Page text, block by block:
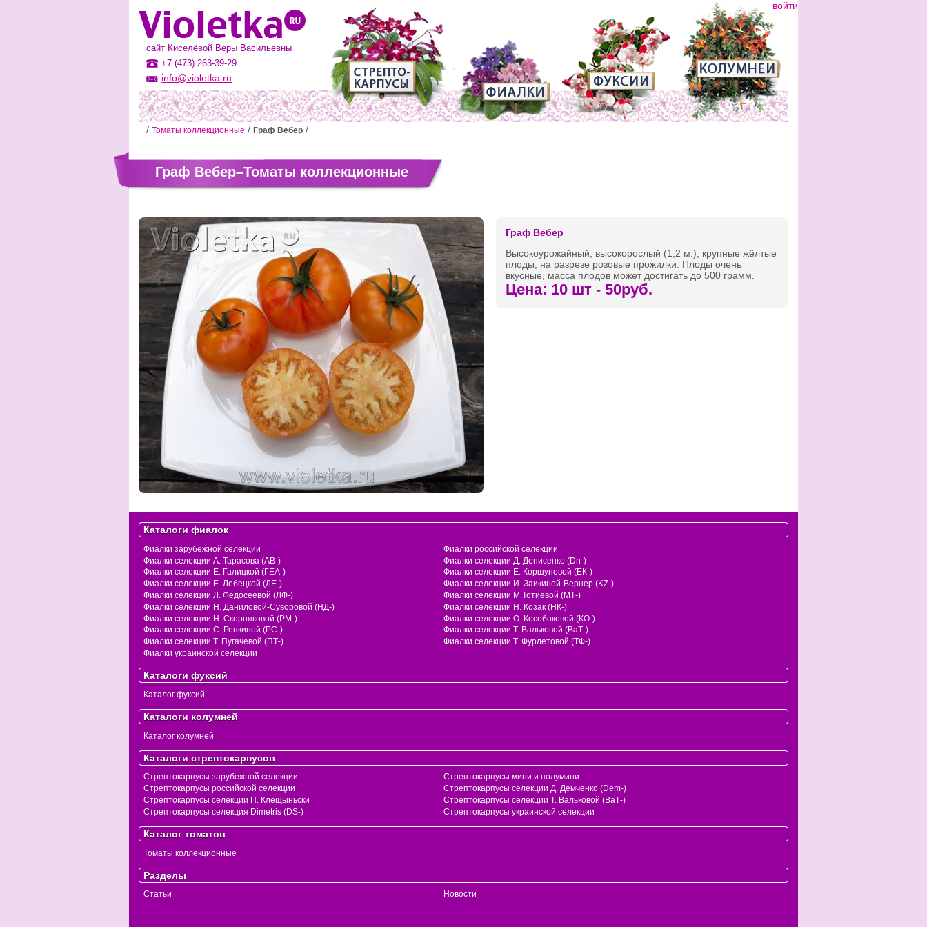
войти
сайт Киселёвой Веры Васильевны
+7 (473) 263-39-29
info@violetka.ru
Томаты коллекционные Граф Вебер
Граф Вебер–Томаты коллекционные
Граф Вебер
Высокоурожайный, высокорослый (1,2 м.), крупные жёлтые
плоды, на разрезе розовые прожилки. Плоды очень
вкусные, масса плодов может достигать до 500 грамм.
Цена: 10 шт - 50руб.
Каталоги фиалок
Фиалки зарубежной селекции
Фиалки российской селекции
Фиалки селекции А. Тарасова (АВ-)
Фиалки селекции Д. Денисенко (Dn-)
Фиалки селекции Е. Галицкой (ГЕА-)
Фиалки селекции Е. Коршуновой (ЕК-)
Фиалки селекции Е. Лебецкой (ЛЕ-)
Фиалки селекции И. Заикиной-Вернер (KZ-)
Фиалки селекции Л. Федосеевой (ЛФ-)
Фиалки селекции М.Тотиевой (МТ-)
Фиалки селекции Н. Даниловой-Суворовой (НД-)
Фиалки селекции Н. Козак (НК-)
Фиалки селекции Н. Скорняковой (РМ-)
Фиалки селекции О. Кособоковой (КО-)
Фиалки селекции С. Репкиной (РС-)
Фиалки селекции Т. Вальковой (ВаТ-)
Фиалки селекции Т. Пугачевой (ПТ-)
Фиалки селекции Т. Фурлетовой (ТФ-)
Фиалки украинской селекции
Каталоги фуксий
Каталог фуксий
Каталоги колумней
Каталог колумней
Каталоги стрептокарпусов
Стрептокарпусы зарубежной селекции
Стрептокарпусы мини и полумини
Стрептокарпусы российской селекции
Стрептокарпусы селекции Д. Демченко (Dem-)
Стрептокарпусы селекции П. Клещыньски
Стрептокарпусы селекции Т. Вальковой (ВаТ-)
Стрептокарпусы селекция Dimetris (DS-)
Стрептокарпусы украинской селекции
Каталог томатов
Томаты коллекционные
Разделы
Статьи Новости